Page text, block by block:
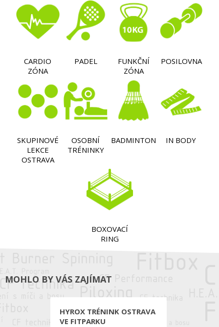
CARDIO
ZÓNA
PADEL
FUNKČNÍ
ZÓNA
POSILOVNA
SKUPINOVÉ
LEKCE
OSTRAVA
OSOBNÍ
TRÉNINKY
BADMINTON IN BODY
BOXOVACÍ
RING
MOHLO BY VÁS ZAJÍMAT
HYROX TRÉNINK OSTRAVA
VE FITPARKU